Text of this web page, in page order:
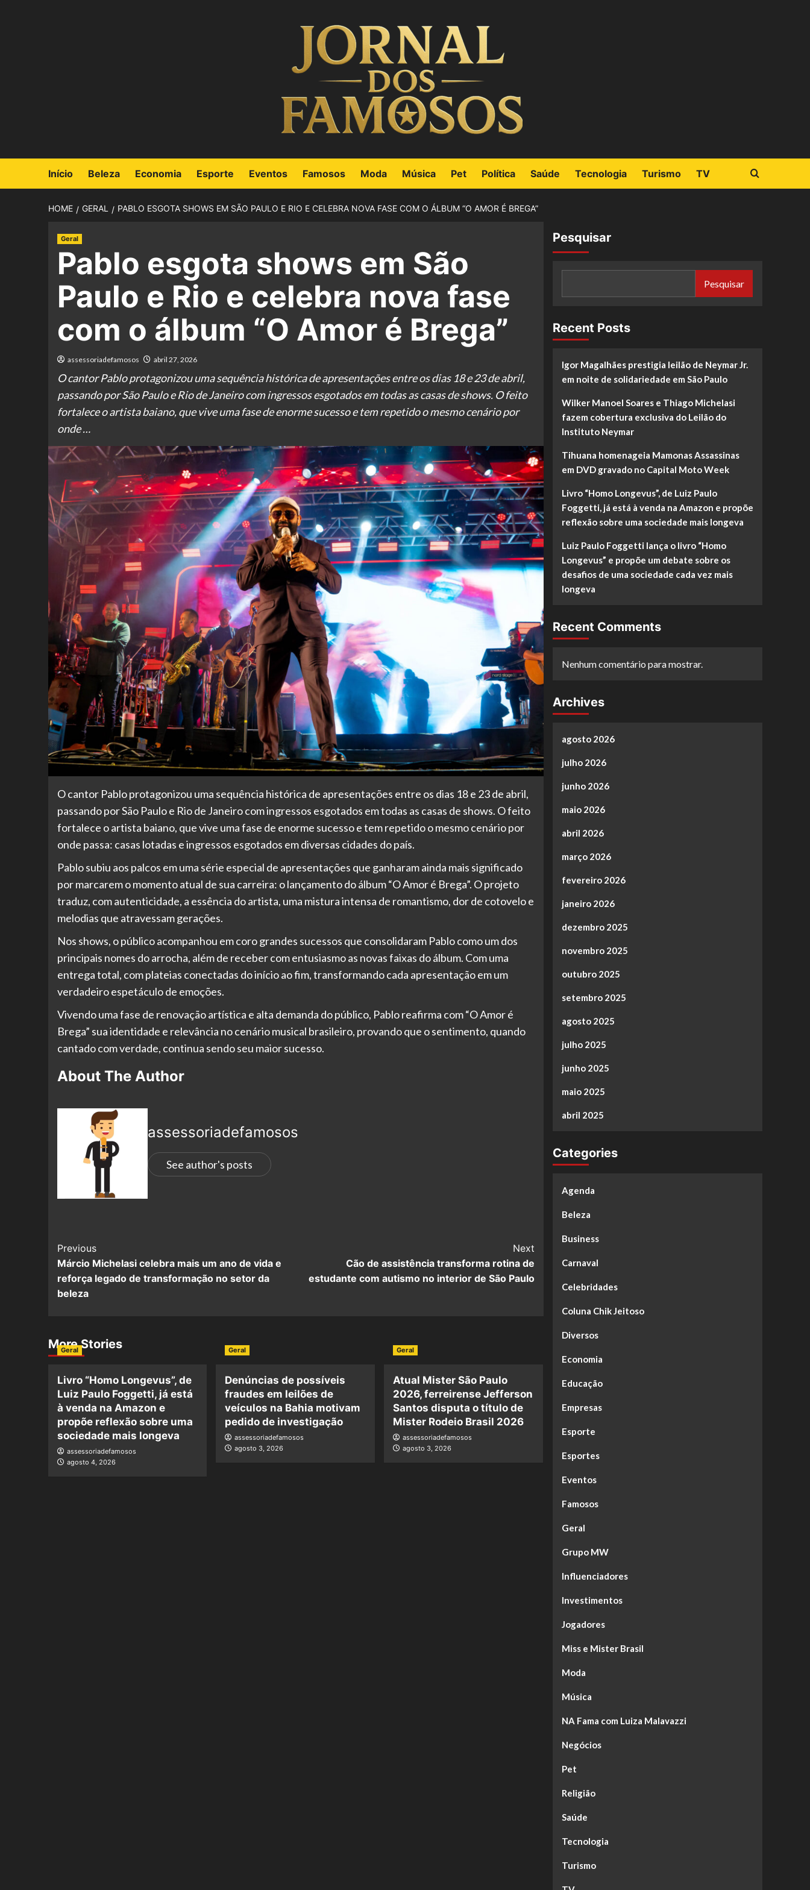
Início Beleza Economia Esporte Eventos Famosos Moda Música Pet Política Saúde Tecnologia Turismo TV
HOME GERAL PABLO ESGOTA SHOWS EM SÃO PAULO E RIO E CELEBRA NOVA FASE COM O ÁLBUM “O AMOR É BREGA”
Geral
Pablo esgota shows em São
Paulo e Rio e celebra nova fase
com o álbum “O Amor é Brega”
assessoriadefamosos abril 27, 2026
O cantor Pablo protagonizou uma sequência histórica de apresentações entre os dias 18 e 23 de abril,
passando por São Paulo e Rio de Janeiro com ingressos esgotados em todas as casas de shows. O feito
fortalece o artista baiano, que vive uma fase de enorme sucesso e tem repetido o mesmo cenário por
onde …
O cantor Pablo protagonizou uma sequência histórica de apresentações entre os dias 18 e 23 de abril,
passando por São Paulo e Rio de Janeiro com ingressos esgotados em todas as casas de shows. O feito
fortalece o artista baiano, que vive uma fase de enorme sucesso e tem repetido o mesmo cenário por
onde passa: casas lotadas e ingressos esgotados em diversas cidades do país.
Pablo subiu aos palcos em uma série especial de apresentações que ganharam ainda mais significado
por marcarem o momento atual de sua carreira: o lançamento do álbum “O Amor é Brega”. O projeto
traduz, com autenticidade, a essência do artista, uma mistura intensa de romantismo, dor de cotovelo e
melodias que atravessam gerações.
Nos shows, o público acompanhou em coro grandes sucessos que consolidaram Pablo como um dos
principais nomes do arrocha, além de receber com entusiasmo as novas faixas do álbum. Com uma
entrega total, com plateias conectadas do início ao fim, transformando cada apresentação em um
verdadeiro espetáculo de emoções.
Vivendo uma fase de renovação artística e alta demanda do público, Pablo reafirma com “O Amor é
Brega” sua identidade e relevância no cenário musical brasileiro, provando que o sentimento, quando
cantado com verdade, continua sendo seu maior sucesso.
About The Author
assessoriadefamosos
See author's posts
Previous
Márcio Michelasi celebra mais um ano de vida e
reforça legado de transformação no setor da
beleza
Next
Cão de assistência transforma rotina de
estudante com autismo no interior de São Paulo
More Stories
Geral
Livro “Homo Longevus”, de
Luiz Paulo Foggetti, já está
à venda na Amazon e
propõe reflexão sobre uma
sociedade mais longeva
assessoriadefamosos
agosto 4, 2026
Geral
Denúncias de possíveis
fraudes em leilões de
veículos na Bahia motivam
pedido de investigação
assessoriadefamosos
agosto 3, 2026
Geral
Atual Mister São Paulo
2026, ferreirense Jefferson
Santos disputa o título de
Mister Rodeio Brasil 2026
assessoriadefamosos
agosto 3, 2026
Pesquisar
Pesquisar
Recent Posts
Igor Magalhães prestigia leilão de Neymar Jr.
em noite de solidariedade em São Paulo
Wilker Manoel Soares e Thiago Michelasi
fazem cobertura exclusiva do Leilão do
Instituto Neymar
Tihuana homenageia Mamonas Assassinas
em DVD gravado no Capital Moto Week
Livro “Homo Longevus”, de Luiz Paulo
Foggetti, já está à venda na Amazon e propõe
reflexão sobre uma sociedade mais longeva
Luiz Paulo Foggetti lança o livro “Homo
Longevus” e propõe um debate sobre os
desafios de uma sociedade cada vez mais
longeva
Recent Comments
Nenhum comentário para mostrar.
Archives
agosto 2026
julho 2026
junho 2026
maio 2026
abril 2026
março 2026
fevereiro 2026
janeiro 2026
dezembro 2025
novembro 2025
outubro 2025
setembro 2025
agosto 2025
julho 2025
junho 2025
maio 2025
abril 2025
Categories
Agenda
Beleza
Business
Carnaval
Celebridades
Coluna Chik Jeitoso
Diversos
Economia
Educação
Empresas
Esporte
Esportes
Eventos
Famosos
Geral
Grupo MW
Influenciadores
Investimentos
Jogadores
Miss e Mister Brasil
Moda
Música
NA Fama com Luiza Malavazzi
Negócios
Pet
Religião
Saúde
Tecnologia
Turismo